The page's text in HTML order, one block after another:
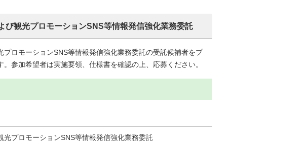
び観光プロモーションSNS等情報発信強化業務委託
ロモーションSNS等情報発信強化業務委託の受託候補者をプ
参加希望者は実施要領、仕様書を確認の上、応募ください。
プロモーションSNS等情報発信強化業務委託